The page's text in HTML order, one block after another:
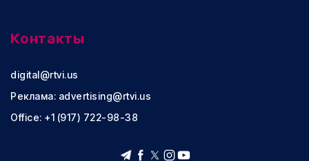
Контакты
digital@rtvi.us
Реклама: advertising@rtvi.us
Office: +1 (917) 722-98-38